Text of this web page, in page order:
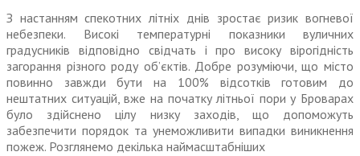
З настанням спекотних літніх днів зростає ризик вогневої
небезпеки. Високі температурні показники вуличних
градусників відповідно свідчать і про високу вірогідність
загорання різного роду об’єктів. Добре розуміючи, що місто
повинно завжди бути на 100% відсотків готовим до
нештатних ситуацій, вже на початку літньої пори у Броварах
було здійснено цілу низку заходів, що допоможуть
забезпечити порядок та унеможливити випадки виникнення
пожеж. Розглянемо декілька наймасштабніших